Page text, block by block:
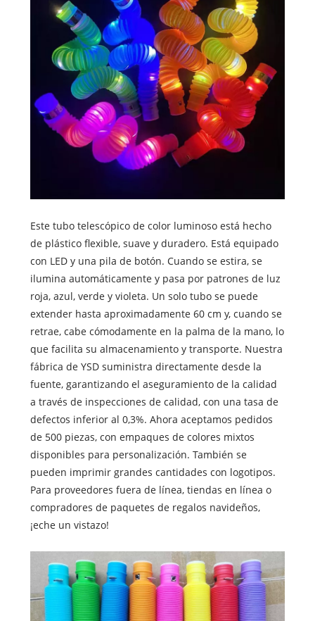
Este tubo telescópico de color luminoso está hecho
de plástico flexible, suave y duradero. Está equipado
con LED y una pila de botón. Cuando se estira, se
ilumina automáticamente y pasa por patrones de luz
roja, azul, verde y violeta. Un solo tubo se puede
extender hasta aproximadamente 60 cm y, cuando se
retrae, cabe cómodamente en la palma de la mano, lo
que facilita su almacenamiento y transporte. Nuestra
fábrica de YSD suministra directamente desde la
fuente, garantizando el aseguramiento de la calidad
a través de inspecciones de calidad, con una tasa de
defectos inferior al 0,3%. Ahora aceptamos pedidos
de 500 piezas, con empaques de colores mixtos
disponibles para personalización. También se
pueden imprimir grandes cantidades con logotipos.
Para proveedores fuera de línea, tiendas en línea o
compradores de paquetes de regalos navideños,
¡eche un vistazo!